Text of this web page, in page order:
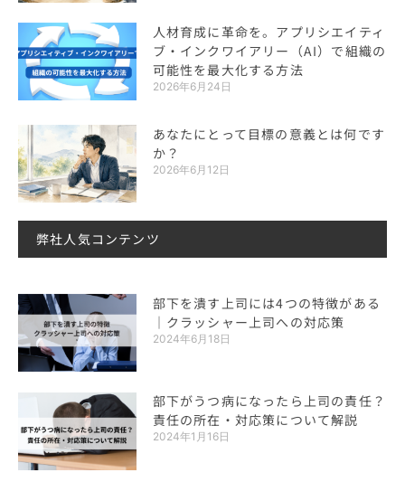
人材育成に革命を。アプリシエイティ
ブ・インクワイアリー（AI）で組織の
可能性を最大化する方法
2026年6月24日
あなたにとって目標の意義とは何です
か？
2026年6月12日
弊社人気コンテンツ
部下を潰す上司には4つの特徴がある
｜クラッシャー上司への対応策
2024年6月18日
部下がうつ病になったら上司の責任？
責任の所在・対応策について解説
2024年1月16日